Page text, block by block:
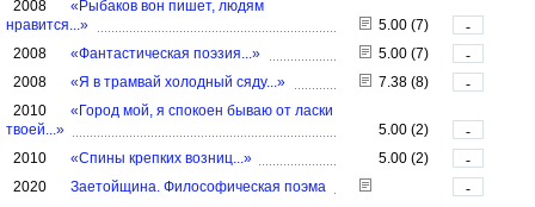
2008
«Рыбаков вон пишет, людям
нравится...»
5.00 (7)
-
2008
«Фантастическая поэзия...» 5.00 (7)
-
2008
«Я в трамвай холодный сяду...» 7.38 (8)
-
2010
«Город мой, я спокоен бываю от ласки
твоей...»
5.00 (2)
-
2010
«Спины крепких возниц...» 5.00 (2)
-
2020
Заетойщина. Философическая поэма -